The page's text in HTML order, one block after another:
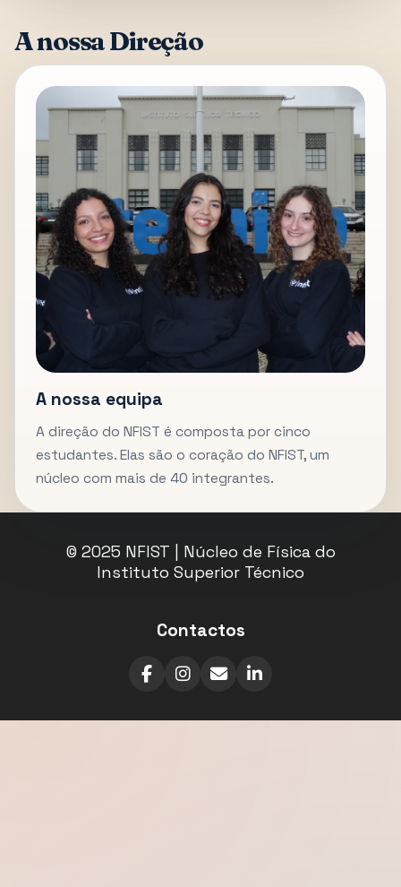
A nossa Direção
A nossa equipa
A direção do NFIST é composta por cinco
estudantes. Elas são o coração do NFIST, um
núcleo com mais de 40 integrantes.
© 2025 NFIST | Núcleo de Física do
Instituto Superior Técnico
Contactos